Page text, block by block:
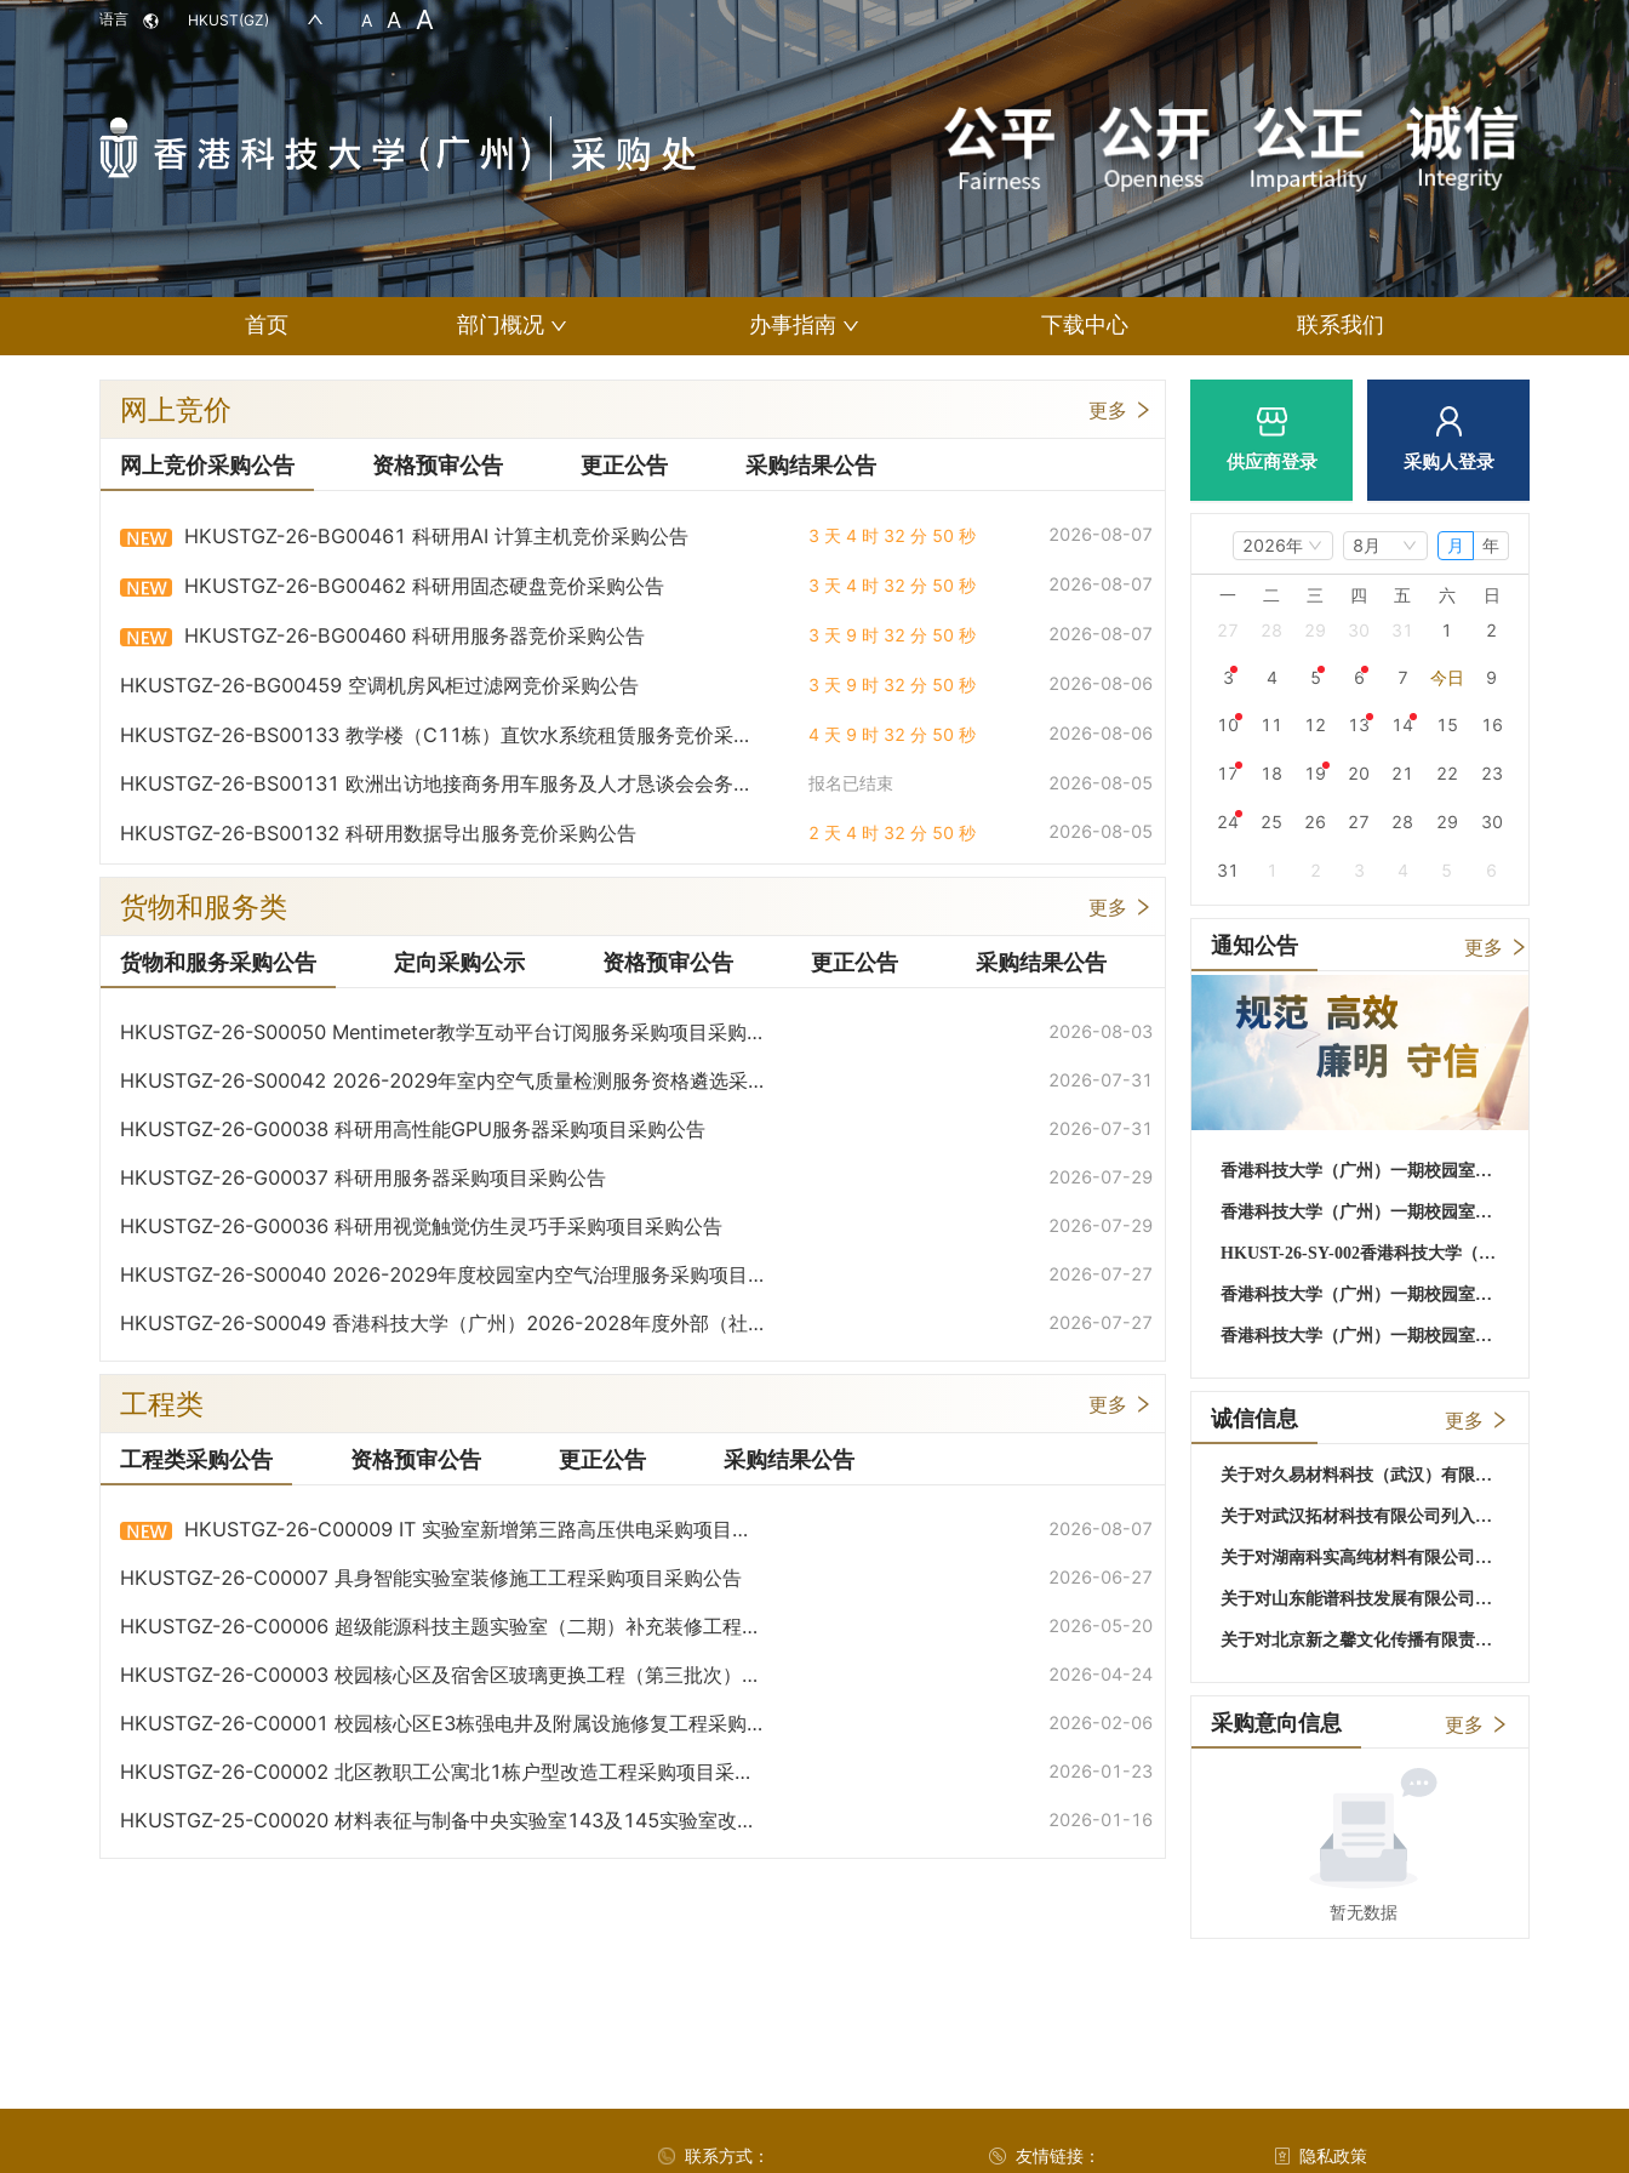
语言 HKUST(GZ) A A A
首页 部门概况 办事指南 下载中心 联系我们
网上竞价 更多
网上竞价采购公告 资格预审公告 更正公告 采购结果公告
HKUSTGZ-26-BG00461 科研用AI 计算主机竞价采购公告 2026-08-07
3 天 4 时 32 分 49 秒
HKUSTGZ-26-BG00462 科研用固态硬盘竞价采购公告 2026-08-07
3 天 4 时 32 分 49 秒
HKUSTGZ-26-BG00460 科研用服务器竞价采购公告 2026-08-07
3 天 9 时 32 分 49 秒
HKUSTGZ-26-BG00459 空调机房风柜过滤网竞价采购公告 2026-08-06
3 天 9 时 32 分 49 秒
HKUSTGZ-26-BS00133 教学楼（C11栋）直饮水系统租赁服务竞价采购
2026-08-06
4 天 9 时 32 分 49 秒
HKUSTGZ-26-BS00131 欧洲出访地接商务用车服务及人才恳谈会会务执
2026-08-05
报名已结束
HKUSTGZ-26-BS00132 科研用数据导出服务竞价采购公告 2026-08-05
2 天 4 时 32 分 49 秒
货物和服务类 更多
货物和服务采购公告 定向采购公示 资格预审公告 更正公告 采购结果公告
HKUSTGZ-26-S00050 Mentimeter教学互动平台订阅服务采购项目采购
2026-08-03
HKUSTGZ-26-S00042 2026-2029年室内空气质量检测服务资格遴选采
2026-07-31
HKUSTGZ-26-G00038 科研用高性能GPU服务器采购项目采购公告 2026-07-31
HKUSTGZ-26-G00037 科研用服务器采购项目采购公告 2026-07-29
HKUSTGZ-26-G00036 科研用视觉触觉仿生灵巧手采购项目采购公告 2026-07-29
HKUSTGZ-26-S00040 2026-2029年度校园室内空气治理服务采购项目
2026-07-27
HKUSTGZ-26-S00049 香港科技大学（广州）2026-2028年度外部（社
2026-07-27
工程类 更多
工程类采购公告 资格预审公告 更正公告 采购结果公告
HKUSTGZ-26-C00009 IT 实验室新增第三路高压供电采购项目采
2026-08-07
HKUSTGZ-26-C00007 具身智能实验室装修施工工程采购项目采购公告 2026-06-27
HKUSTGZ-26-C00006 超级能源科技主题实验室（二期）补充装修工程项
2026-05-20
HKUSTGZ-26-C00003 校园核心区及宿舍区玻璃更换工程（第三批次）采
2026-04-24
HKUSTGZ-26-C00001 校园核心区E3栋强电井及附属设施修复工程采购
2026-02-06
HKUSTGZ-26-C00002 北区教职工公寓北1栋户型改造工程采购项目采购
2026-01-23
HKUSTGZ-25-C00020 材料表征与制备中央实验室143及145实验室改造
2026-01-16
供应商登录 采购人登录
2026年 8月 月 年
一 二 三 四 五 六
日
27
28 29 30 31 1 2
3 4 5 6 7 今日 9
10 11 12 13 14 15 16
17 18 19 20 21 22 23
24 25 26 27 28 29 30
31 1 2 3 4 5 6
更多
通知公告
香港科技大学（广州）一期校园室外餐饮服务场所招商招租项目（第二次）成交公告
香港科技大学（广州）一期校园室外餐饮服务场所公开招商招租公告（第二次）
HKUST-26-SY-002香港科技大学（广州）一期校园室外餐饮服务场所招商招租项目终止公告
香港科技大学（广州）一期校园室外餐饮服务场所公开招商招租公告
香港科技大学（广州）一期校园室外餐饮服务场所招商招租项目公示
更多
诚信信息
关于对久易材料科技（武汉）有限公司列入黑名单处理的通报
关于对武汉拓材科技有限公司列入黑名单处理的通报
关于对湖南科实高纯材料有限公司列入黑名单处理的通报
关于对山东能谱科技发展有限公司列入黑名单处理的通报
关于对北京新之馨文化传播有限责任公司列入黑名单处理的通报
更多
采购意向信息
暂无数据
联系方式： 友情链接： 隐私政策